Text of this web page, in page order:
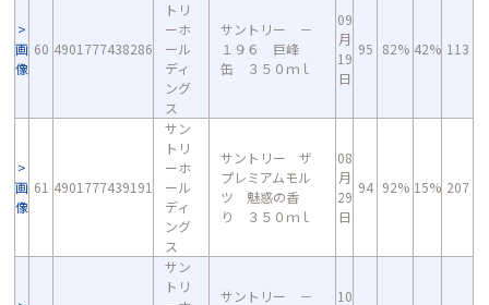
画
像
60 4901777438286
トリ
ーホ
ール
ディ
ング
ス
サントリー －
１９６ 巨峰
缶 ３５０ｍｌ
09
月
19
日
95 82% 42% 113
画
像
61 4901777439191
サン
トリ
ーホ
ール
ディ
ング
ス
サントリー ザ
プレミアムモル
ツ 魅惑の香
り ３５０ｍｌ
08
月
29
日
94 92% 15% 207
サン
トリ
サントリー －
10